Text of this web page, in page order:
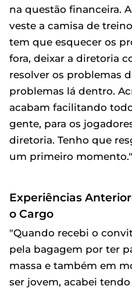
na questão financeira.
veste a camisa de
tem que esquecer os
fora, deixar a diretoria
resolver os problemas
problemas lá dentro.
acabam facilitando
gente, para os
diretoria. Tenho que
um primeiro momento."
Experiências
o Cargo
"Quando recebi o
pela bagagem por ter
massa e também em
ser jovem, acabei